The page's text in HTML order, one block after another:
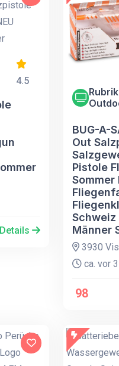
4.5
Details
BUG-A-
Out
Pistole
Sommer
Schweiz
Männer
3930
ca. vor
98